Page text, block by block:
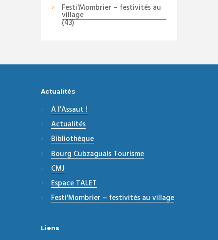
Festi'Mombrier – festivités au
village
(43)
Actualités
A l'Assaut !
Actualités
Bibliothèque
Bourg Cubzaguais Tourisme
CMJ
Espace TALET
Festi'Mombrier – festivités au village
Liens